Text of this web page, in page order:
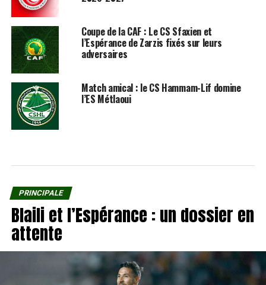
Coupe de la CAF : Le CS Sfaxien et
l’Espérance de Zarzis fixés sur leurs
adversaires
Match amical : le CS Hammam-Lif domine
l’ES Métlaoui
PRINCIPALE
Blaili et l’Espérance : un dossier en
attente